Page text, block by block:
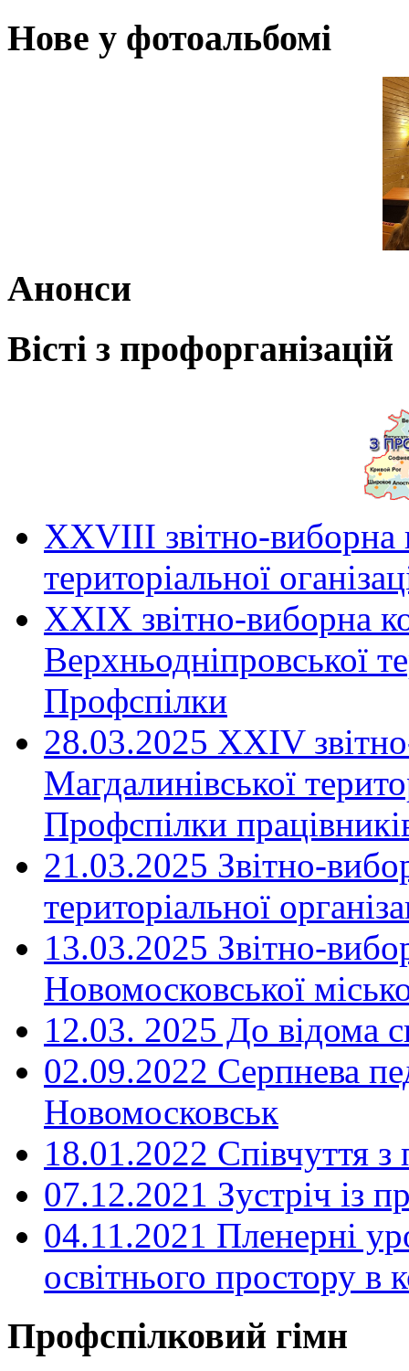
Нове у фотоальбомі
Анонси
Вісті з профорганізацій
ХХVIII звітно-виборна
територіальної
XXIX звітно-виборна
Верхньодніпровської
Профспілки
28.03.2025 ХХІV
Магдалинівської
Профспілки
21.03.2025 Звітно-
територіальної
13.03.2025 Звітно-
Новомосковської
12.03. 2025 До відома
02.09.2022 Серпнева
Новомосковськ
18.01.2022 Співчуття з
07.12.2021 Зустріч із
04.11.2021 Пленерні
освітнього простору
Профспілковий гімн